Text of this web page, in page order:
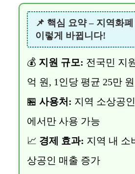
📌 핵심 요약 – 지역화
이렇게 바뀝니다!
💰 지원 규모: 전국민 지
억 원, 1인당 평균 25만
🏪 사용처: 지역 소상공
에서만 사용 가능
📈 경제 효과: 지역 내 소
상공인 매출 증가